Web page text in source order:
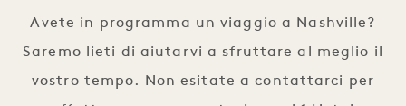
Avete in programma un viaggio a Nashville?
Saremo lieti di aiutarvi a sfruttare al meglio il
vostro tempo. Non esitate a contattarci per